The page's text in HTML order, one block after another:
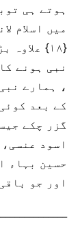
ہوتے ہی
میں اسلام
{۱۸}
نبی ہونے
، ہمارے
کے بعد
گزر چکے
اسود
حسین بہاء
اور جو